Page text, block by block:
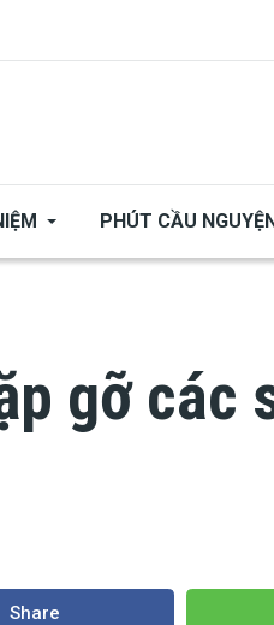
PHÚT CẦU NGUYỆN
gỡ các
Share